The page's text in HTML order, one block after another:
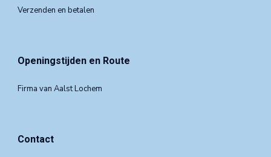
Verzenden en betalen
Openingstijden en Route
Firma van Aalst Lochem
Contact